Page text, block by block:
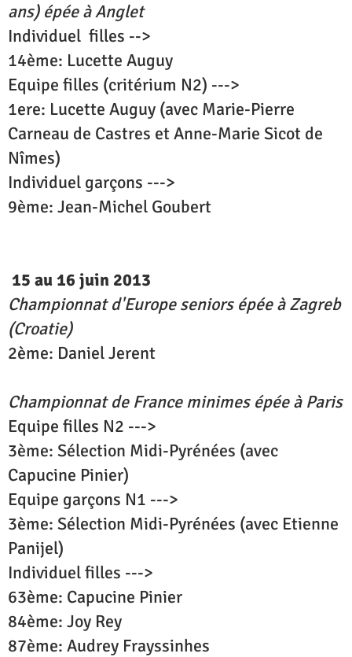
ans) épée à Anglet
Individuel filles -->
14ème: Lucette Auguy
Equipe filles (critérium N2) --->
1ere: Lucette Auguy (avec Marie-Pierre
Carneau de Castres et Anne-Marie Sicot de
Nîmes)
Individuel garçons --->
9ème: Jean-Michel Goubert
15 au 16 juin 2013
Championnat d'Europe seniors épée à Zagreb
(Croatie)
2ème: Daniel Jerent
Championnat de France minimes épée à Paris
Equipe filles N2 --->
3ème: Sélection Midi-Pyrénées (avec
Capucine Pinier)
Equipe garçons N1 --->
3ème: Sélection Midi-Pyrénées (avec Etienne
Panijel)
Individuel filles --->
63ème: Capucine Pinier
84ème: Joy Rey
87ème: Audrey Frayssinhes